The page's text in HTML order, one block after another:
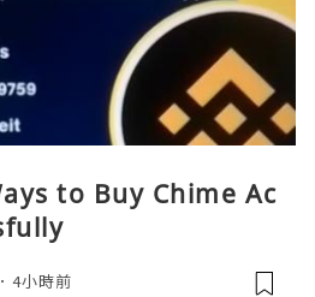
to Buy Chime Ac
4小時前